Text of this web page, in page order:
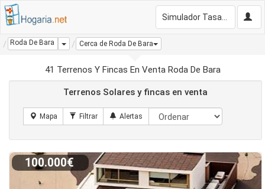
Roda De Bara Dropdown
Cerca de Roda De Bara
41 Terrenos Y Fincas En Venta Roda De Bara
Terrenos Solares y fincas en venta
100.000€